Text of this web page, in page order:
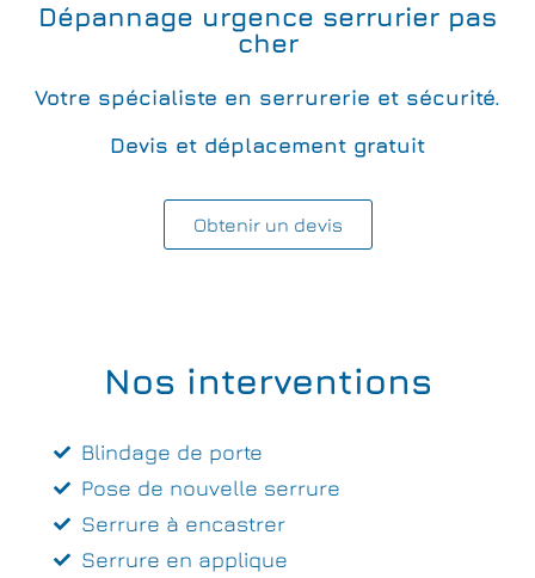
Dépannage urgence serrurier pas
cher
Votre spécialiste en serrurerie et sécurité.
Devis et déplacement gratuit
Obtenir un devis
Nos interventions
Blindage de porte
Pose de nouvelle serrure
Serrure à encastrer
Serrure en applique